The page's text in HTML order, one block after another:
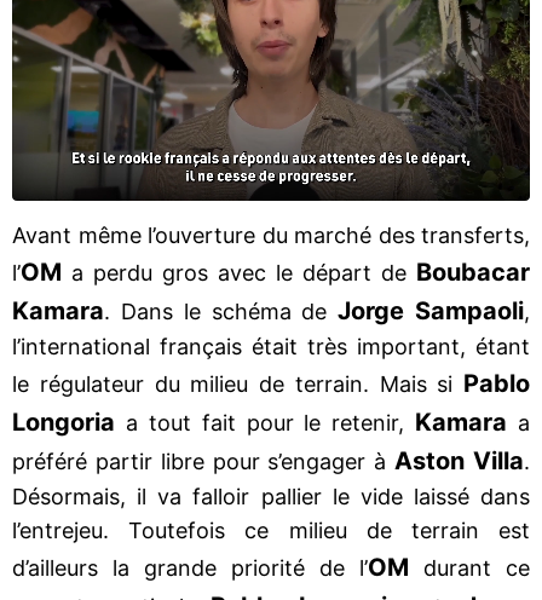
Avant même l’ouverture du marché des transferts,
l’OM a perdu gros avec le départ de Boubacar
Kamara. Dans le schéma deJorge Sampaoli,
l’international français était très important, étant
le régulateur du milieu de terrain. Mais si Pablo
Longoria a tout fait pour le retenir, Kamara a
préféré partir libre pour s’engager à Aston Villa.
Désormais, il va falloir pallier le vide laissé dans
l’entrejeu. Toutefois ce milieu de terrain est
d’ailleurs la grande priorité de l’OM durant ce